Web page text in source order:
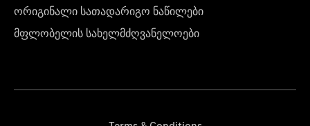
ორიგინალი სათადარიგო ნაწილები
მფლობელის სახელმძღვანელოები